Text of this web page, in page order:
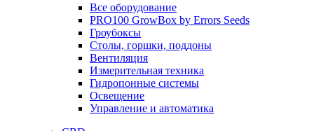
Все оборудование
PRO100 GrowBox by Errors Seeds
Гроубоксы
Столы, горшки, поддоны
Вентиляция
Измерительная техника
Гидропонные системы
Освещение
Управление и автоматика